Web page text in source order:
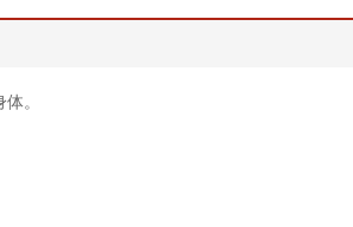
。